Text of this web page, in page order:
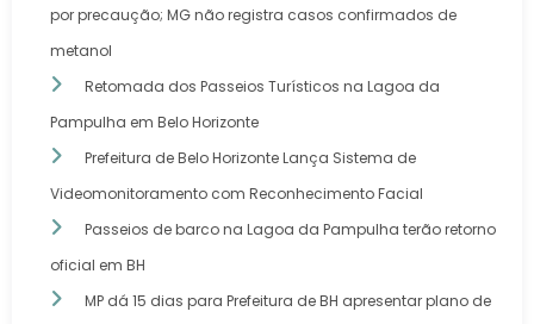
por precaução; MG não registra casos confirmados de
metanol
Retomada dos Passeios Turísticos na Lagoa da
Pampulha em Belo Horizonte
Prefeitura de Belo Horizonte Lança Sistema de
Videomonitoramento com Reconhecimento Facial
Passeios de barco na Lagoa da Pampulha terão retorno
oficial em BH
MP dá 15 dias para Prefeitura de BH apresentar plano de